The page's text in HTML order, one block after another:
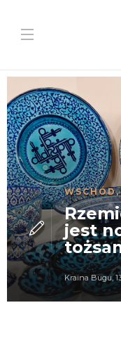
WSCHÓD
jest
Kraina Bugu,